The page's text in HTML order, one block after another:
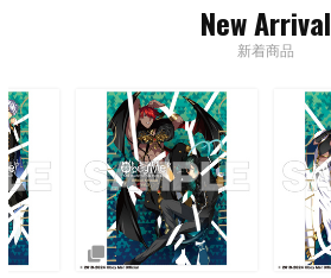
New Arrival
新着商品